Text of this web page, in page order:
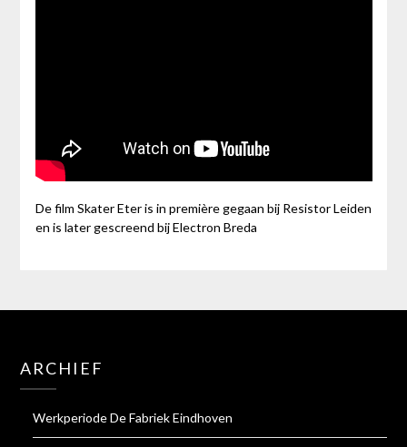
De film Skater Eter is in première gegaan bij Resistor Leiden
en is later gescreend bij Electron Breda
ARCHIEF
Werkperiode De Fabriek Eindhoven